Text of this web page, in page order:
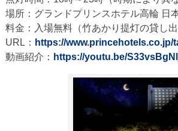
場所：グランドプリンスホテル高輪 日
料金：入場無料（竹あかり提灯の貸し
URL： https://
動画紹介： https://youtu.be/